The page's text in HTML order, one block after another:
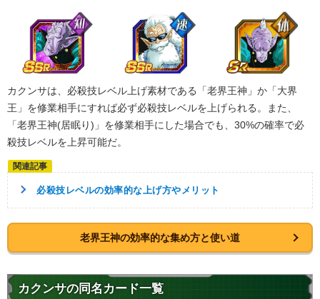
カクンサは、必殺技レベル上げ素材である「老界王神」か「大界
王」を修業相手にすれば必ず必殺技レベルを上げられる。また、
「老界王神(居眠り)」を修業相手にした場合でも、30%の確率で必
殺技レベルを上昇可能だ。
必殺技レベルの効率的な上げ方やメリット
老界王神の効率的な集め方と使い道
カクンサの同名カード一覧